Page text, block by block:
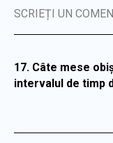
SCRIEȚI UN
17. Câte mese
intervalul de timp